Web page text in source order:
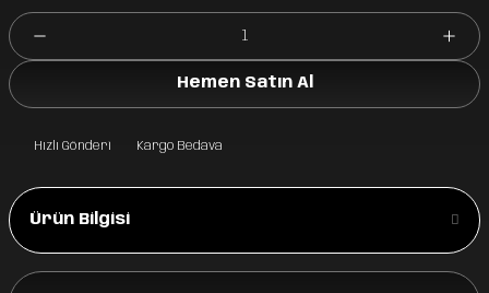
Hemen Satın Al
Hızlı Gönderi Kargo Bedava
Ürün Bilgisi